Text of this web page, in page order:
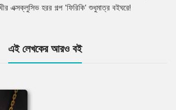
এক্সক্লুসিভ হরর গল্প 'ফিরিকি' শুধুমাত্র বইঘরে!
এই লেখকের আরও বই